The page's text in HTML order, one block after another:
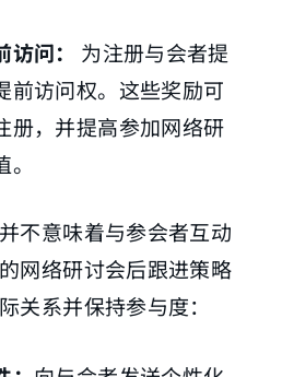
问： 为注册与会者提
前访问权。这些奖励可
册，并提高参加网络研
不意味着与参会者互动
网络研讨会后跟进策略
关系并保持参与度：